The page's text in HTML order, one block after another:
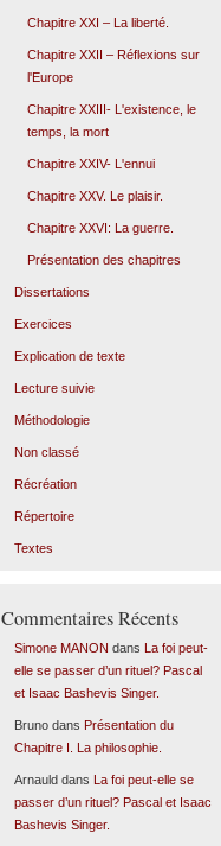
Chapitre XXI – La liberté.
Chapitre XXII – Réflexions sur
l'Europe
Chapitre XXIII- L'existence, le
temps, la mort
Chapitre XXIV- L'ennui
Chapitre XXV. Le plaisir.
Chapitre XXVI: La guerre.
Présentation des chapitres
Dissertations
Exercices
Explication de texte
Lecture suivie
Méthodologie
Non classé
Récréation
Répertoire
Textes
Commentaires Récents
Simone MANON dans
La foi peut-
elle se passer d’un rituel? Pascal
et Isaac Bashevis Singer.
Brunodans Présentation du
Chapitre I. La philosophie.
Arnauld dans
La foi peut-elle se
passer d’un rituel? Pascal et Isaac
Bashevis Singer.